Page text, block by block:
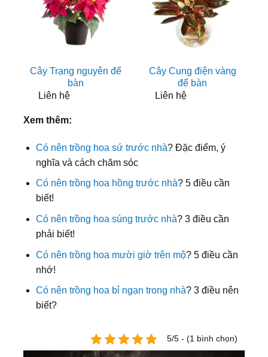
Cây Trạng nguyên để
bàn
Liên hệ
Cây Cung điện vàng
để bàn
Liên hệ
Xem thêm:
Có nên trồng hoa sứ trước nhà? Đặc điểm, ý
nghĩa và cách chăm sóc
Có nên trồng hoa hồng trước nhà? 5 điều cần
biết!
Có nên trồng hoa súng trước nhà? 3 điều cần
phải biết!
Có nên trồng hoa mười giờ trên mộ? 5 điều cần
nhớ!
Có nên trồng hoa bỉ ngạn trong nhà? 3 điều nên
biết?
5/5 - (1 bình chọn)